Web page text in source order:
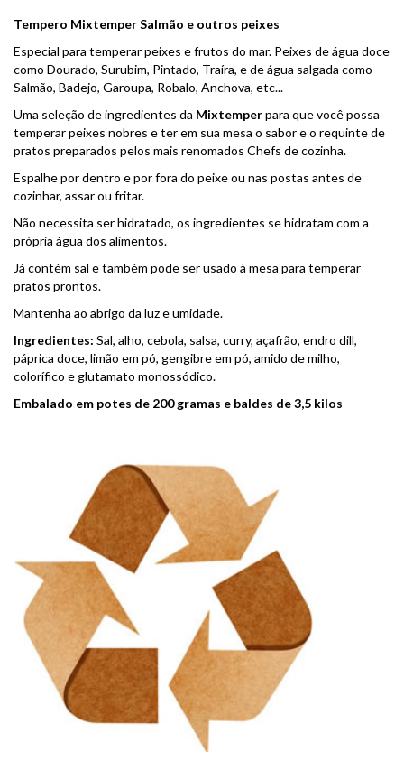
Tempero Mixtemper Salmão e outros peixes
Especial para temperar peixes e frutos do mar. Peixes de água doce
como Dourado, Surubim, Pintado, Traíra, e de água salgada como
Salmão, Badejo, Garoupa, Robalo, Anchova, etc...
Uma seleção de ingredientes da Mixtemperpara que você possa
temperar peixes nobres e ter em sua mesa o sabor e o requinte de
pratos preparados pelos mais renomados Chefs de cozinha.
Espalhe por dentro e por fora do peixe ou nas postas antes de
cozinhar, assar ou fritar.
Não necessita ser hidratado, os ingredientes se hidratam com a
própria água dos alimentos.
Já contém sal e também pode ser usado à mesa para temperar
pratos prontos.
Mantenha ao abrigo da luz e umidade.
Ingredientes: Sal, alho, cebola, salsa, curry, açafrão, endro dill,
páprica doce, limão em pó, gengibre em pó, amido de milho,
colorífico e glutamato monossódico.
Embalado em potes de 200 gramas e baldes de 3,5 kilos